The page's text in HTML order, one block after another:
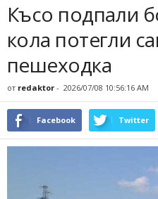
Късо подпали
кола потегли
пешеходка
от redaktor - 2026/07/08 10:56:16 AM
Facebook Twitter